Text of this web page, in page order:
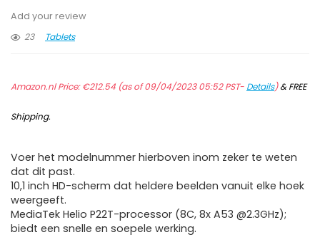
Add your review
23
Tablets
Amazon.nl Price:€212.54 (as of 09/04/2023 05:52 PST- Details)&FREE
Shipping.
Voer het modelnummer hierboven inom zeker te weten
dat dit past.
10,1 inch HD-scherm dat heldere beelden vanuit elke hoek
weergeeft.
MediaTek Helio P22T-processor (8C, 8x A53 @2.3GHz);
biedt een snelle en soepele werking.